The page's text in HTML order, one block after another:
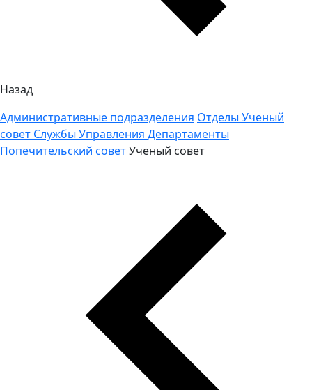
Назад
Административные подразделения Отделы Ученый
совет Службы Управления Департаменты
Попечительский советУченый совет